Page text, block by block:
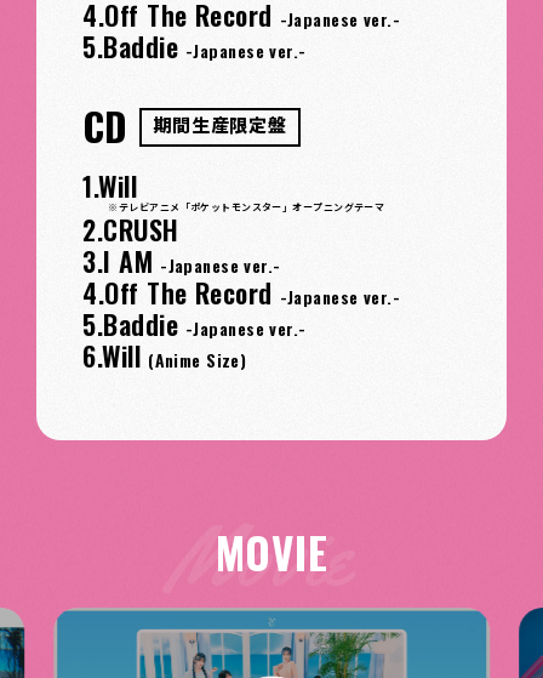
4.Off The Record -Japanese ver.-
5.Baddie -Japanese ver.-
CD 期間生産限定盤
1.Will
※テレビアニメ「ポケットモンスター」オープニングテーマ
2.CRUSH
3.I AM -Japanese ver.-
4.Off The Record -Japanese ver.-
5.Baddie -Japanese ver.-
6.Will (Anime Size)
MOVIE